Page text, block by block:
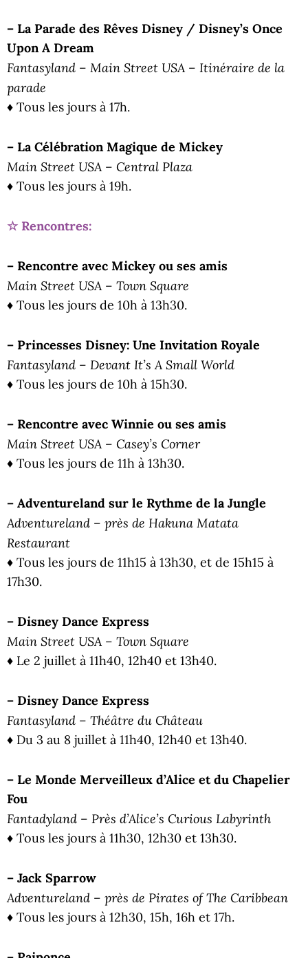
– La Parade des Rêves Disney / Disney’s Once
Upon A Dream
Fantasyland – Main Street USA – Itinéraire de la
parade
♦ Tous les jours à 17h.
– La Célébration Magique de Mickey
Main Street USA – Central Plaza
♦ Tous les jours à 19h.
☆ Rencontres:
– Rencontre avec Mickey ou ses amis
Main Street USA – Town Square
♦ Tous les jours de 10h à 13h30.
– Princesses Disney: Une Invitation Royale
Fantasyland – Devant It’s A Small World
♦ Tous les jours de 10h à 15h30.
– Rencontre avec Winnie ou ses amis
Main Street USA – Casey’s Corner
♦ Tous les jours de 11h à 13h30.
– Adventureland sur le Rythme de la Jungle
Adventureland – près de Hakuna Matata
Restaurant
♦ Tous les jours de 11h15 à 13h30, et de 15h15 à
17h30.
– Disney Dance Express
Main Street USA – Town Square
♦ Le 2 juillet à 11h40, 12h40 et 13h40.
– Disney Dance Express
Fantasyland – Théâtre du Château
♦ Du 3 au 8 juillet à 11h40, 12h40 et 13h40.
– Le Monde Merveilleux d’Alice et du Chapelier
Fou
Fantadyland – Près d’Alice’s Curious Labyrinth
♦ Tous les jours à 11h30, 12h30 et 13h30.
– Jack Sparrow
Adventureland – près de Pirates of The Caribbean
♦ Tous les jours à 12h30, 15h, 16h et 17h.